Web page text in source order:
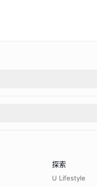
探索
U Lifestyle